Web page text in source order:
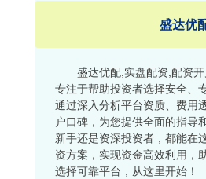
盛达优
盛达优配,实盘配资,配资
专注于帮助投资者选择安全、
通过深入分析平台资质、费用
户口碑，为您提供全面的指导
新手还是资深投资者，都能在
资方案，实现资金高效利用，
选择可靠平台，从这里开始！